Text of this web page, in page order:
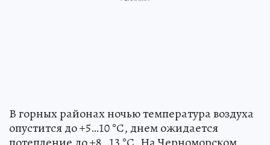
В горных районах ночью температура воздуха
опустится до +5…10 °С, днем ожидается